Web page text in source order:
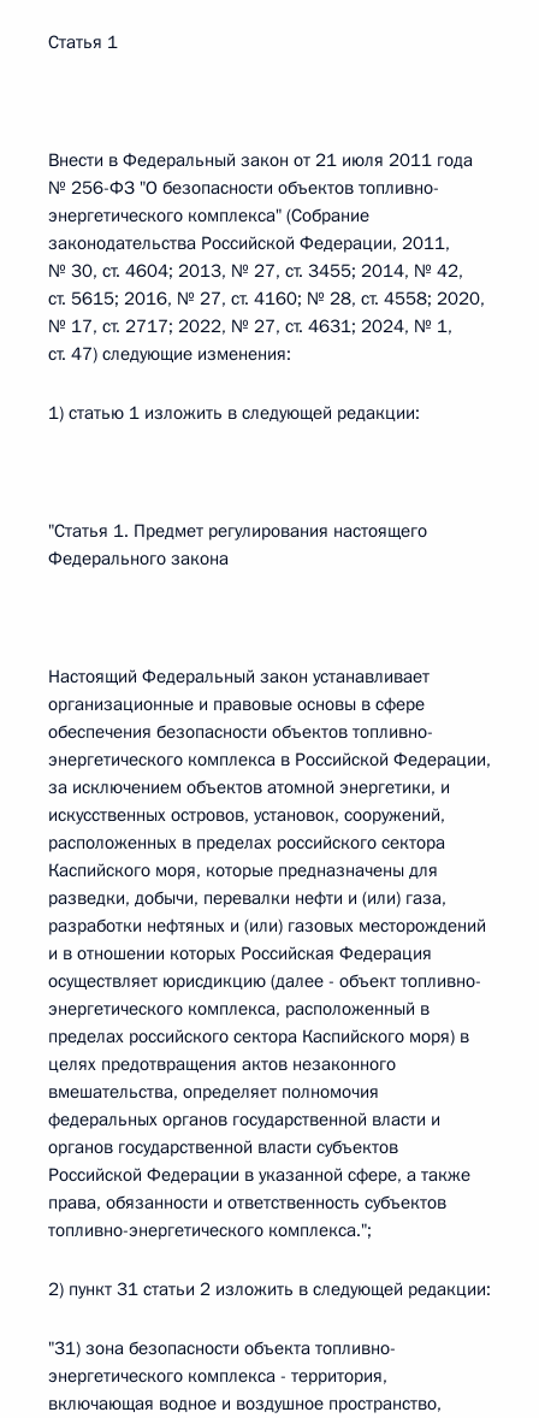
Статья 1
Внести в Федеральный закон от 21 июля 2011 года
№ 256-ФЗ "О безопасности объектов топливно-
энергетического комплекса" (Собрание
законодательства Российской Федерации, 2011,
№ 30, ст. 4604; 2013, № 27, ст. 3455; 2014, № 42,
ст. 5615; 2016, № 27, ст. 4160; № 28, ст. 4558; 2020,
№ 17, ст. 2717; 2022, № 27, ст. 4631; 2024, № 1,
ст. 47) следующие изменения:
1) статью 1 изложить в следующей редакции:
"Статья 1. Предмет регулирования настоящего
Федерального закона
Настоящий Федеральный закон устанавливает
организационные и правовые основы в сфере
обеспечения безопасности объектов топливно-
энергетического комплекса в Российской Федерации,
за исключением объектов атомной энергетики, и
искусственных островов, установок, сооружений,
расположенных в пределах российского сектора
Каспийского моря, которые предназначены для
разведки, добычи, перевалки нефти и (или) газа,
разработки нефтяных и (или) газовых месторождений
и в отношении которых Российская Федерация
осуществляет юрисдикцию (далее - объект топливно-
энергетического комплекса, расположенный в
пределах российского сектора Каспийского моря) в
целях предотвращения актов незаконного
вмешательства, определяет полномочия
федеральных органов государственной власти и
органов государственной власти субъектов
Российской Федерации в указанной сфере, а также
права, обязанности и ответственность субъектов
топливно-энергетического комплекса.";
2) пункт 31 статьи 2 изложить в следующей редакции:
"31) зона безопасности объекта топливно-
энергетического комплекса - территория,
включающая водное и воздушное пространство,